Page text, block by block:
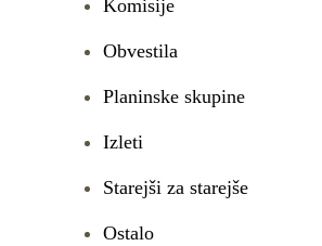
Komisije
Obvestila
Planinske skupine
Izleti
Starejši za starejše
Ostalo